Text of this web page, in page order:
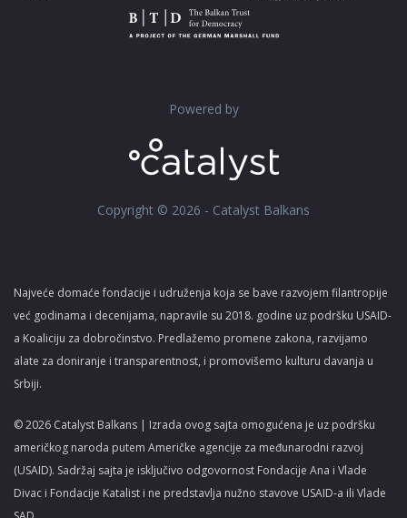
Powered by
Copyright © 2026 - Catalyst Balkans
Najveće domaće fondacije i udruženja koja se bave razvojem filantropije
već godinama i decenijama, napravile su 2018. godine uz podršku USAID-
a Koaliciju za dobročinstvo. Predlažemo promene zakona, razvijamo
alate za doniranje i transparentnost, i promovišemo kulturu davanja u
Srbiji.
© 2026 Catalyst Balkans | Izrada ovog sajta omogućena je uz podršku
američkog naroda putem Američke agencije za međunarodni razvoj
(USAID). Sadržaj sajta je isključivo odgovornost Fondacije Ana i Vlade
Divac i Fondacije Katalist i ne predstavlja nužno stavove USAID-a ili Vlade